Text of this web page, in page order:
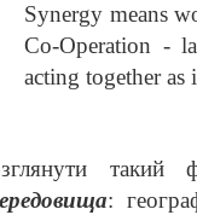
Synergy means
Co-Operation -
acting together
такий
: